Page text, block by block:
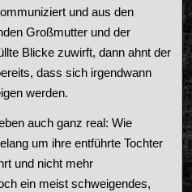
und aus den
Großmutter und der
Blicke zuwirft, dann ahnt der
dass sich irgendwann
werden.
auch ganz real: Wie
um ihre entführte Tochter
und nicht mehr
ein meist schweigendes,